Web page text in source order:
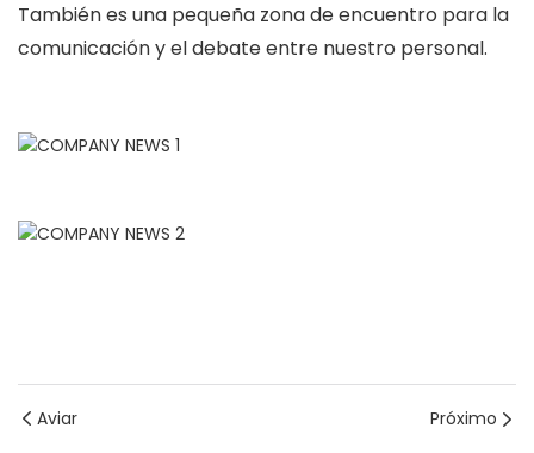
También es una pequeña zona de encuentro para la
comunicación y el debate entre nuestro personal.
Aviar Próximo